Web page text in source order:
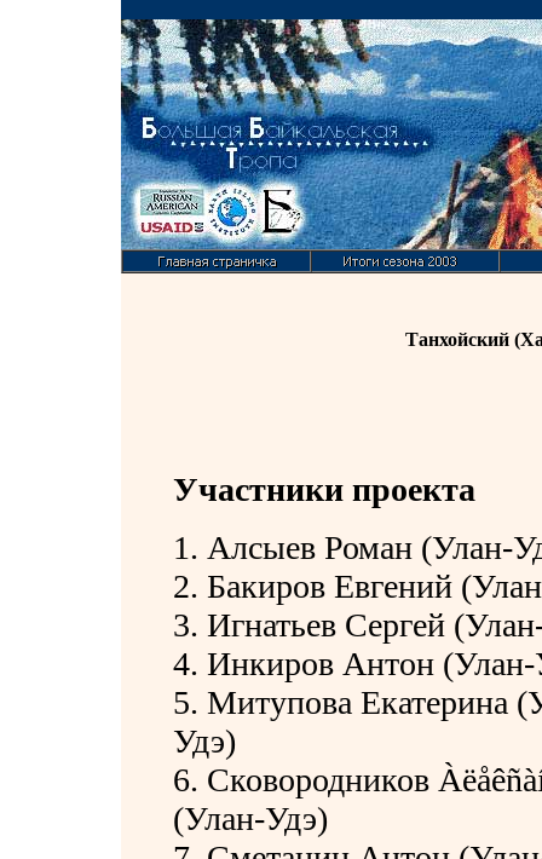
Танхойский
Участники проекта
1. Алсыев Роман (Улан-
2. Бакиров Евгений
3. Игнатьев Сергей
4. Инкиров Антон (Улан-
5. Митупова Екатерина
Удэ)
6. Сковородников
(Улан-Удэ)